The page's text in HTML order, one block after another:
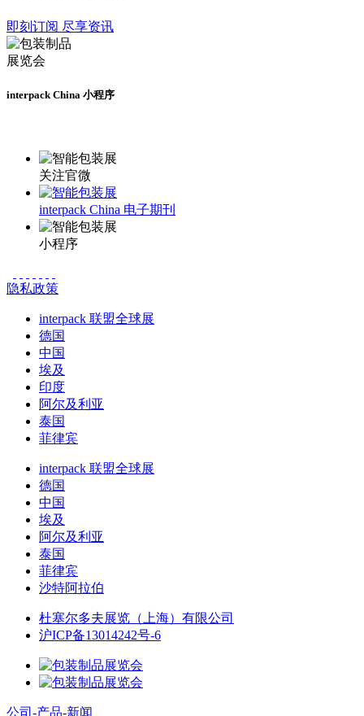
即刻订阅 尽享资讯
interpack China 小程序
关注官微
interpack China 电子期刊
小程序
隐私政策
interpack 联盟全球展
德国
中国
埃及
印度
阿尔及利亚
泰国
菲律宾
interpack 联盟全球展
德国
中国
埃及
阿尔及利亚
泰国
菲律宾
沙特阿拉伯
杜塞尔多夫展览（上海）有限公司
沪ICP备13014242号-6
公司-产品-新闻